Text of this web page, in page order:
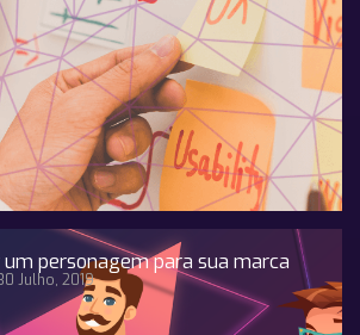
um personagem para sua marca
Julho, 2019